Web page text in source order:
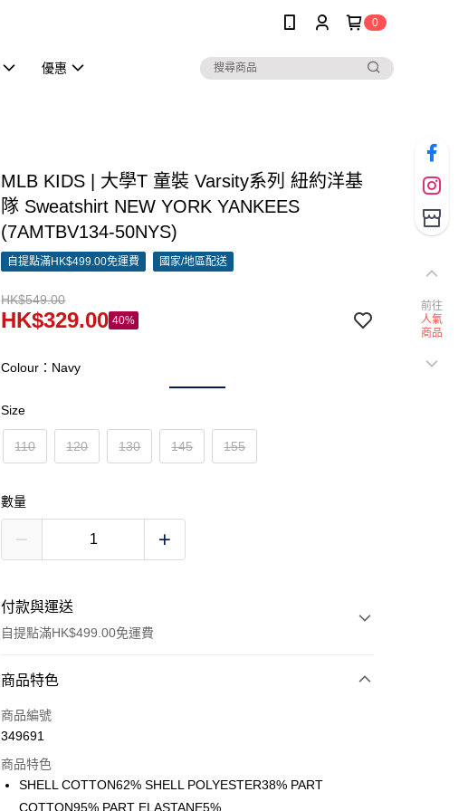
0
優惠
MLB KIDS | 大學T 童裝 Varsity系列 紐約洋基
隊 Sweatshirt NEW YORK YANKEES
(7AMTBV134-50NYS)
自提點滿HK$499.00免運費 國家/地區配送
HK$549.00
HK$329.00 40%
Colour：Navy
Size
110 120 130 145 155
數量
付款與運送
自提點滿HK$499.00免運費
付款方式
信用卡
Google Pay
商品特色
商品編號
349691
商品特色
SHELL COTTON62% SHELL POLYESTER38% PART
COTTON95% PART ELASTANE5%
前往
人氣
商品